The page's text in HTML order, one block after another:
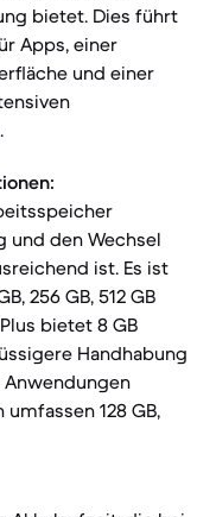
bietet. Dies führt
Apps, einer
und einer
und den Wechsel
ist. Es ist
256 GB, 512 GB
bietet 8 GB
Handhabung
128 GB,